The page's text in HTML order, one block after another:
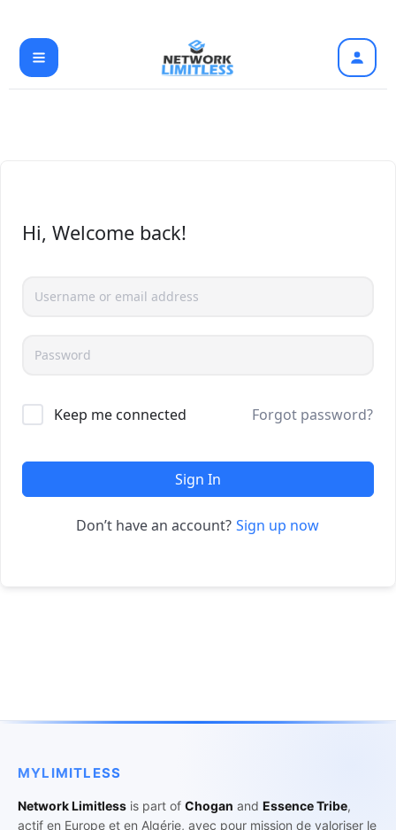
Skip
to
content
Hi, Welcome back!
Keep me connected Forgot password?
Sign In
Don’t have an account? Sign up now
MYLIMITLESS
Network Limitless is part of Chogan and Essence Tribe,
actif en Europe et en Algérie, avec pour mission de valoriser le